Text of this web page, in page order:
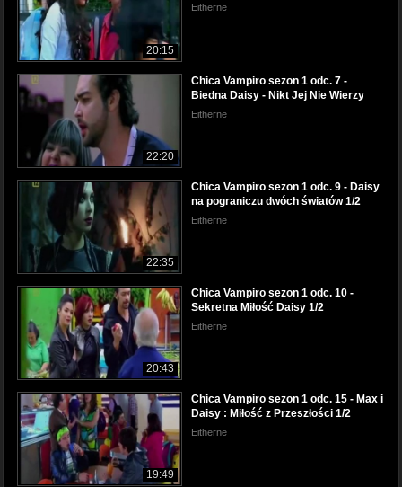
20:15
Eitherne
22:20
Chica Vampiro sezon 1 odc. 7 -
Biedna Daisy - Nikt Jej Nie Wierzy
Eitherne
22:35
Chica Vampiro sezon 1 odc. 9 - Daisy
na pograniczu dwóch światów 1/2
Eitherne
20:43
Chica Vampiro sezon 1 odc. 10 -
Sekretna Miłość Daisy 1/2
Eitherne
19:49
Chica Vampiro sezon 1 odc. 15 - Max i
Daisy : Miłość z Przeszłości 1/2
Eitherne